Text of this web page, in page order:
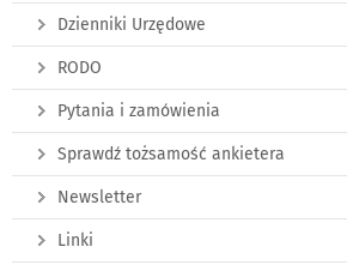
Dzienniki Urzędowe
RODO
Pytania i zamówienia
Sprawdź tożsamość ankietera
Newsletter
Linki